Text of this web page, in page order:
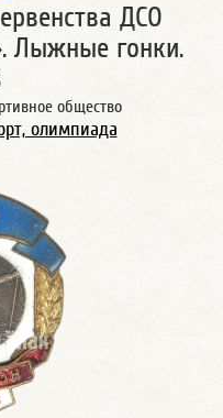
ДСО
Лыжные гонки.
общество
олимпиада